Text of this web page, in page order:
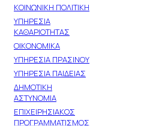
ΚΟΙΝΩΝΙΚΗ ΠΟΛΙΤΙΚΗ
ΥΠΗΡΕΣΙΑ
ΚΑΘΑΡΙΟΤΗΤΑΣ
ΟΙΚΟΝΟΜΙΚΑ
ΥΠΗΡΕΣΙΑ ΠΡΑΣΙΝΟΥ
ΥΠΗΡΕΣΙΑ ΠΑΙΔΕΙΑΣ
ΔΗΜΟΤΙΚΗ
ΑΣΤΥΝΟΜΙΑ
ΕΠΙΧΕΙΡΗΣΙΑΚΟΣ
ΠΡΟΓΡΑΜΜΑΤΙΣΜΟΣ